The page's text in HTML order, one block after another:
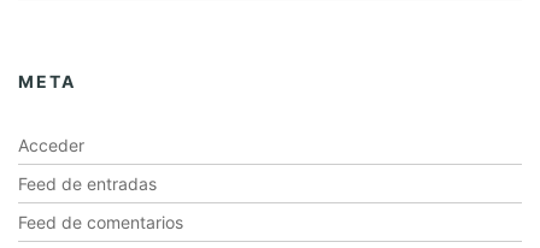
META
Acceder
Feed de entradas
Feed de comentarios